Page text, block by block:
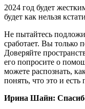
2024 год будет
будет как нельзя
Не пытайтесь
сработает. Вы только
Доверяйте
его попросите о
можете распознать,
понять, что это и
Ирина Шайн: